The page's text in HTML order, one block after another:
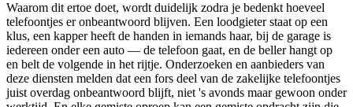
Waarom dit ertoe doet, wordt duidelijk zodra je bedenkt hoeveel
telefoontjes er onbeantwoord blijven. Een loodgieter staat op een
klus, een kapper heeft de handen in iemands haar, bij de garage is
iedereen onder een auto — de telefoon gaat, en de beller hangt op
en belt de volgende in het rijtje. Onderzoeken en aanbieders van
deze diensten melden dat een fors deel van de zakelijke telefoontjes
juist overdag onbeantwoord blijft, niet 's avonds maar gewoon onder